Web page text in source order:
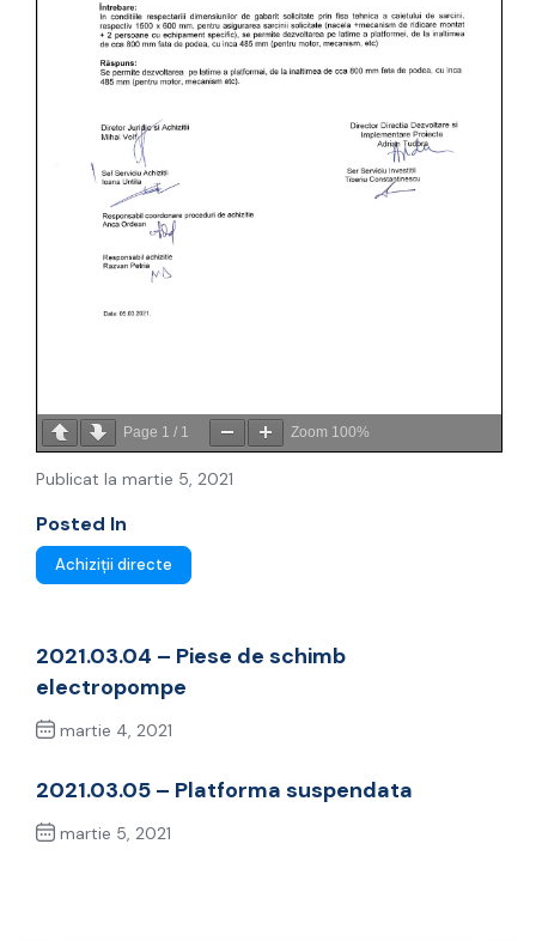
Page 1 / 1 Zoom 100%
Publicat la martie 5, 2021
Posted In
Achiziții directe
2021.03.04 – Piese de schimb
electropompe
martie 4, 2021
2021.03.05 – Platforma suspendata
martie 5, 2021